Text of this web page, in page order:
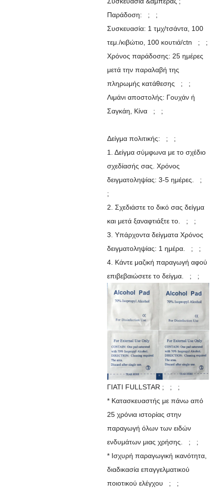
Παράδοση: ; ;
Συσκευασία: 1 τμχ/τσάντα, 100
τεμ./κιβώτιο, 100 κουτιά/ctn ; ;
Χρόνος παράδοσης: 25 ημέρες
μετά την παραλαβή της
πληρωμής κατάθεσης ; ;
Λιμάνι αποστολής: Γουχάν ή
Σαγκάη, Κίνα ; ;
Δείγμα πολιτικής: ; ;
1. Δείγμα σύμφωνα με το σχέδιο
σχεδίασής σας. Χρόνος
δειγματοληψίας: 3-5 ημέρες. ;
;
2. Σχεδιάστε το δικό σας δείγμα
και μετά ξαναφτιάξτε το. ; ;
3. Υπάρχοντα δείγματα Χρόνος
δειγματοληψίας: 1 ημέρα. ; ;
4. Κάντε μαζική παραγωγή αφού
επιβεβαιώσετε το δείγμα. ; ;
ΓΙΑΤΙ FULLSTAR ; ; ;
* Κατασκευαστής με πάνω από
25 χρόνια ιστορίας στην
παραγωγή όλων των ειδών
ενδυμάτων μιας χρήσης. ; ;
* Ισχυρή παραγωγική ικανότητα,
διαδικασία επαγγελματικού
ποιοτικού ελέγχου ; ;